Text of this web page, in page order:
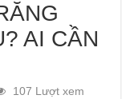
AI CẦN
107 Lượt xem